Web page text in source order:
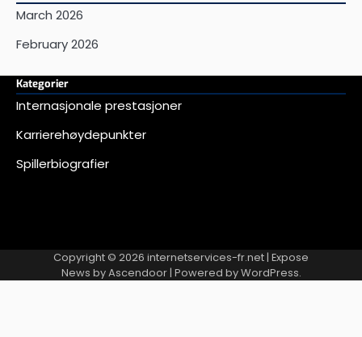
March 2026
February 2026
Kategorier
Internasjonale prestasjoner
Karrierehøydepunkter
Spillerbiografier
Copyright © 2026 internetservices-fr.net| Expose
News byAscendoor| Powered byWordPress.